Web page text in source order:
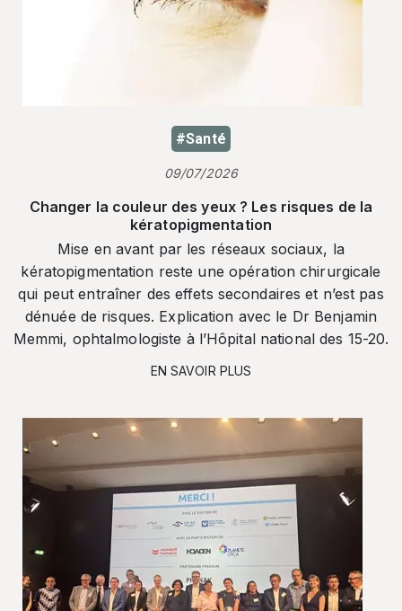
#Santé
09/07/2026
Changer la couleur des yeux ? Les risques de la
kératopigmentation
Mise en avant par les réseaux sociaux, la
kératopigmentation reste une opération chirurgicale
qui peut entraîner des effets secondaires et n’est pas
dénuée de risques. Explication avec le Dr Benjamin
Memmi, ophtalmologiste à l’Hôpital national des 15-20.
EN SAVOIR PLUS